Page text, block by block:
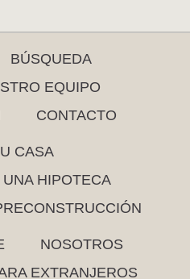
BÚSQUEDA
EQUIPO
CONTACTO
CASA
HIPOTECA
NOSOTROS
EXTRANJEROS